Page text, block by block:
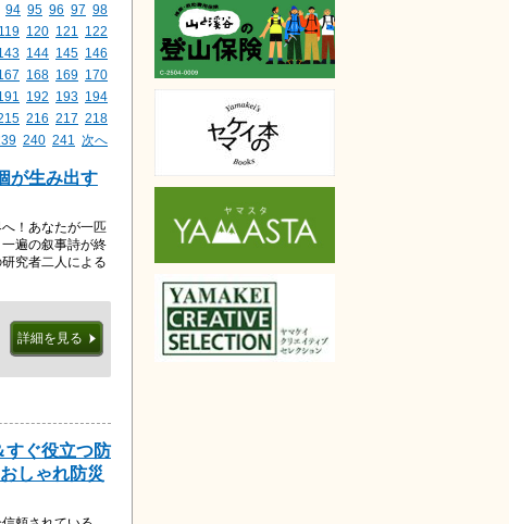
94 95 96 97 98
119 120 121
122
144 145 146
168 169 170
192 193 194
216 217 218
240 241 次へ
が生み出す
！あなたが一匹
遍の叙事詩が終
究者二人による
詳細を見る
すぐ役立つ防
しゃれ防災